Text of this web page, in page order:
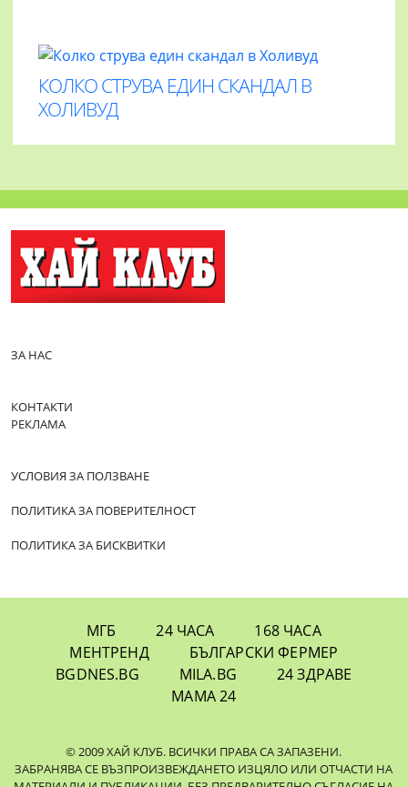
КОЛКО СТРУВА ЕДИН СКАНДАЛ В
ХОЛИВУД
ЗА НАС
КОНТАКТИ
РЕКЛАМА
УСЛОВИЯ ЗА ПОЛЗВАНЕ
ПОЛИТИКА ЗА ПОВЕРИТЕЛНОСТ
ПОЛИТИКА ЗА БИСКВИТКИ
МГБ 24 ЧАСА
168 ЧАСА
МЕНТРЕНД
БЪЛГАРСКИ ФЕРМЕР
BGDNES.BG
MILA.BG
24 ЗДРАВЕ
МАМА 24
© 2009 ХАЙ КЛУБ. ВСИЧКИ ПРАВА СА ЗАПАЗЕНИ.
ЗАБРАНЯВА СЕ ВЪЗПРОИЗВЕЖДАНЕТО ИЗЦЯЛО ИЛИ ОТЧАСТИ НА